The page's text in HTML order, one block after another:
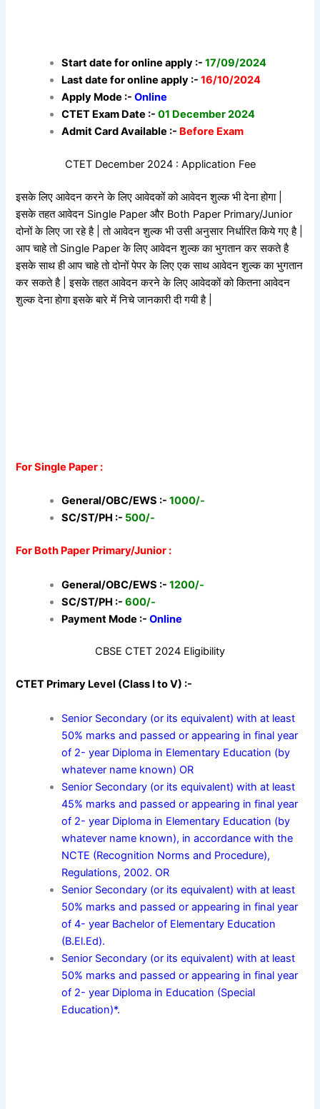
Start date for online apply :- 17/09/2024
Last date for online apply :-16/10/2024
Apply Mode :-Online
CTET Exam Date :- 01 December 2024
Admit Card Available :- Before Exam
CTET December 2024 : Application Fee
इसके लिए आवेदन करने के लिए आवेदकों को आवेदन शुल्क भी देना होगा |
इसके तहत आवेदन Single Paper और Both Paper Primary/Junior
दोनों के लिए जा रहे है | तो आवेदन शुल्क भी उसी अनुसार निर्धारित किये गए है |
आप चाहे तो Single Paper के लिए आवेदन शुल्क का भुगतान कर सकते है
इसके साथ ही आप चाहे तो दोनों पेपर के लिए एक साथ आवेदन शुल्क का भुगतान
कर सकते है | इसके तहत आवेदन करने के लिए आवेदकों को कितना आवेदन
शुल्क देना होगा इसके बारे में निचे जानकारी दी गयी है |
For Single Paper :
General/OBC/EWS :- 1000/-
SC/ST/PH :- 500/-
For Both Paper Primary/Junior :
General/OBC/EWS :-1200/-
SC/ST/PH :-600/-
Payment Mode :- Online
CBSE CTET 2024 Eligibility
CTET Primary Level (Class I to V) :-
Senior Secondary (or its equivalent) with at least
50% marks and passed or appearing in final year
of 2- year Diploma in Elementary Education (by
whatever name known) OR
Senior Secondary (or its equivalent) with at least
45% marks and passed or appearing in final year
of 2- year Diploma in Elementary Education (by
whatever name known), in accordance with the
NCTE (Recognition Norms and Procedure),
Regulations, 2002. OR
Senior Secondary (or its equivalent) with at least
50% marks and passed or appearing in final year
of 4- year Bachelor of Elementary Education
(B.El.Ed).
Senior Secondary (or its equivalent) with at least
50% marks and passed or appearing in final year
of 2- year Diploma in Education (Special
Education)*.